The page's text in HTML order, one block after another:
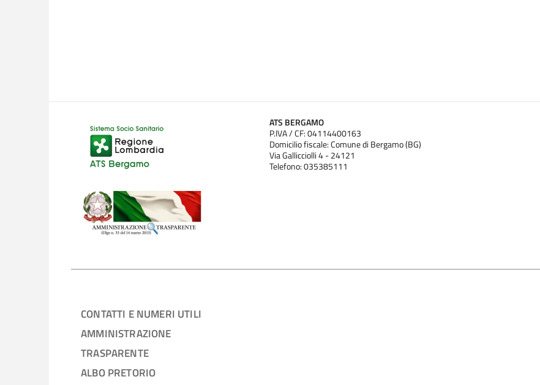
ATS BERGAMO
P.IVA / CF: 04114400163
Domicilio fiscale: Comune di Bergamo (BG)
Via Gallicciolli 4 - 24121
Telefono: 035385111
CONTATTI E NUMERI UTILI
AMMINISTRAZIONE
TRASPARENTE
ALBO PRETORIO